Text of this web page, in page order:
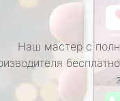
Наш мастер с